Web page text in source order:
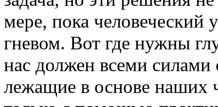
мере, пока человеческий
гневом. Вот где нужны
нас должен всеми силами
лежащие в основе наших